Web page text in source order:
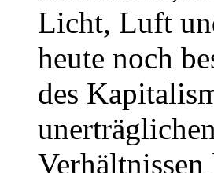
Licht, Luft
heute noch
des